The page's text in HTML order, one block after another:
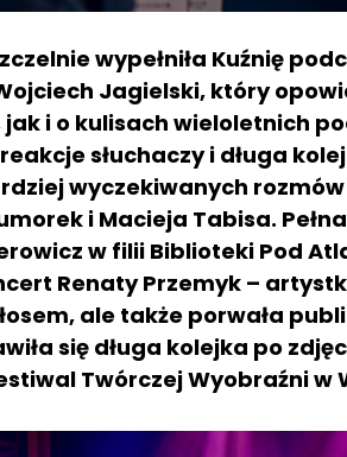
wypełniła Kuźnię
Jagielski, który
i o kulisach wieloletnich
słuchaczy i długa
wyczekiwanych
i Macieja Tabisa.
w filii Biblioteki Pod
Renaty Przemyk –
ale także porwała
się długa kolejka po
Twórczej Wyobraźni w